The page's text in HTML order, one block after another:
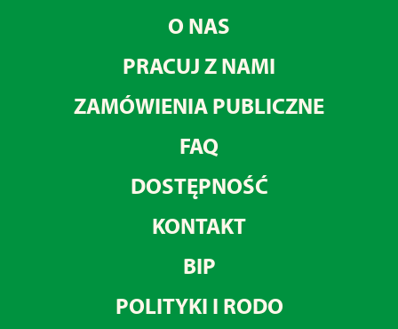
O NAS
PRACUJ Z NAMI
ZAMÓWIENIA PUBLICZNE
FAQ
DOSTĘPNOŚĆ
KONTAKT
BIP
POLITYKI I RODO